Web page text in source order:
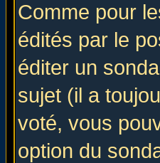
Comme pour
édités par le
éditer un
sujet (il a
voté, vous
option du